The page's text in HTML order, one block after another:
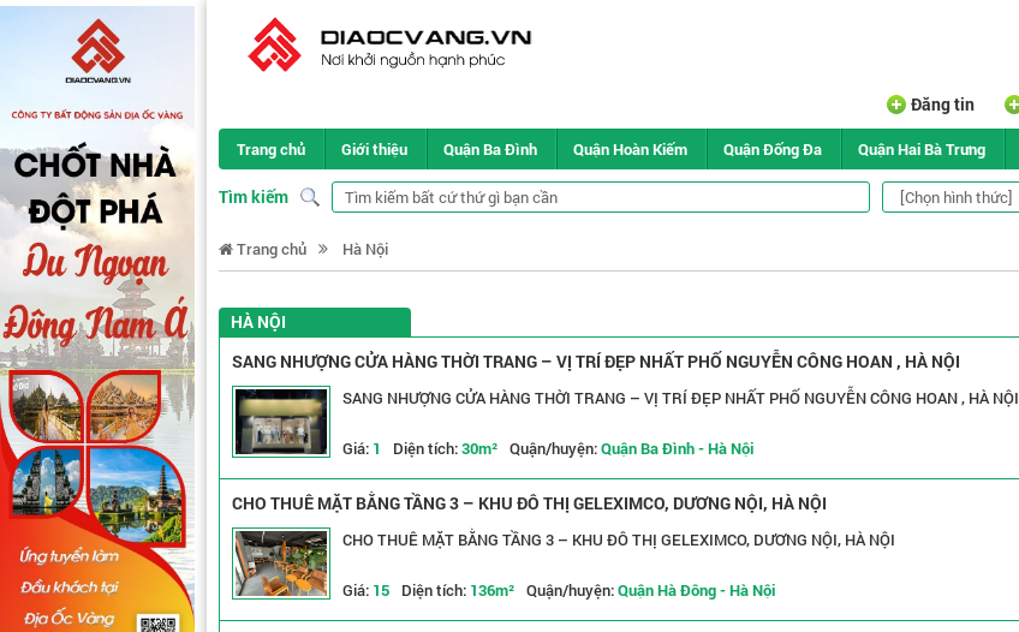
Đăng tin
Trang chủ Giới thiệu Quận Ba Đình Quận Hoàn Kiếm Quận Đống Đa Quận Hai Bà Trưng
Tìm kiếm
Trang chủ Hà Nội
HÀ NỘI
SANG NHƯỢNG CỬA HÀNG THỜI TRANG – VỊ TRÍ ĐẸP NHẤT PHỐ NGUYỄN CÔNG HOAN , HÀ NỘI
SANG NHƯỢNG CỬA HÀNG THỜI TRANG – VỊ TRÍ ĐẸP NHẤT PHỐ NGUYỄN CÔNG HOAN , HÀ NỘI
Giá: 1 Diện tích:30m² Quận/huyện:Quận Ba Đình - Hà Nội
CHO THUÊ MẶT BẰNG TẦNG 3 – KHU ĐÔ THỊ GELEXIMCO, DƯƠNG NỘI, HÀ NỘI
CHO THUÊ MẶT BẰNG TẦNG 3 – KHU ĐÔ THỊ GELEXIMCO, DƯƠNG NỘI, HÀ NỘI
Giá: 15 Diện tích: 136m² Quận/huyện:Quận Hà Đông - Hà Nội